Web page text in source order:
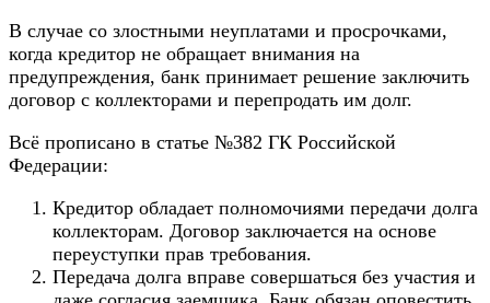
В случае со злостными неуплатами и просрочками,
когда кредитор не обращает внимания на
предупреждения, банк принимает решение заключить
договор с коллекторами и перепродать им долг.
Всё прописано в статье №382 ГК Российской
Федерации:
Кредитор обладает полномочиями передачи долга
коллекторам. Договор заключается на основе
переуступки прав требования.
Передача долга вправе совершаться без участия и